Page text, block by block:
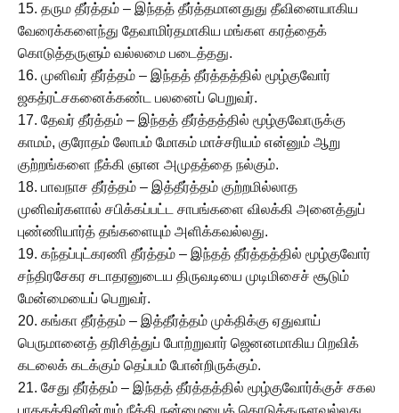
15. தரும தீர்த்தம் – இந்தத் தீர்த்தமானதுது தீவினையாகிய
வேரைக்களைந்து தேவாமிர்தமாகிய மங்கள கரத்தைக்
கொடுத்தருளும் வல்லமை படைத்தது.
16. முனிவர் தீர்த்தம் – இந்தத் தீர்த்தத்தில் மூழ்குவோர்
ஜகத்ரட்சகனைக்கண்ட பலனைப் பெறுவர்.
17. தேவர் தீர்த்தம் – இந்தத் தீர்த்தத்தில் மூழ்குவோருக்கு
காமம், குரோதம் லோபம் மோகம் மாச்சரியம் என்னும் ஆறு
குற்றங்களை நீக்கி ஞான அமுதத்தை நல்கும்.
18. பாவநாச தீர்த்தம் – இத்தீர்த்தம் குற்றமில்லாத
முனிவர்களால் சபிக்கப்பட்ட சாபங்களை விலக்கி அனைத்துப்
புண்ணியார்த் தங்களையும் அளிக்கவல்லது.
19. கந்தப்புட்கரணி தீர்த்தம் – இந்தத் தீர்த்தத்தில் மூழ்குவோர்
சந்திரசேகர சடாதரனுடைய திருவடியை முடிமிசைச் சூடும்
மேன்மையைப் பெறுவர்.
20. கங்கா தீர்த்தம் – இத்தீர்த்தம் முக்திக்கு ஏதுவாய்
பெருமானைத் தரிசித்துப் போற்றுவார் ஜெனனமாகிய பிறவிக்
கடலைக் கடக்கும் தெப்பம் போன்றிருக்கும்.
21. சேது தீர்த்தம் – இந்தத் தீர்த்தத்தில் மூழ்குவோர்க்குச் சகல
பாதகத்தினின்றும் நீக்கி நன்மையைக் கொடுத்தருளவல்லது.